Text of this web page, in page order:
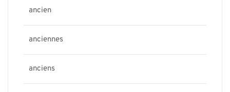
ancien
anciennes
anciens